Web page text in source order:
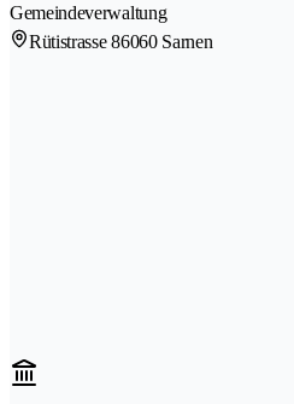
Gemeindeverwaltung
Rütistrasse 86060 Sarnen